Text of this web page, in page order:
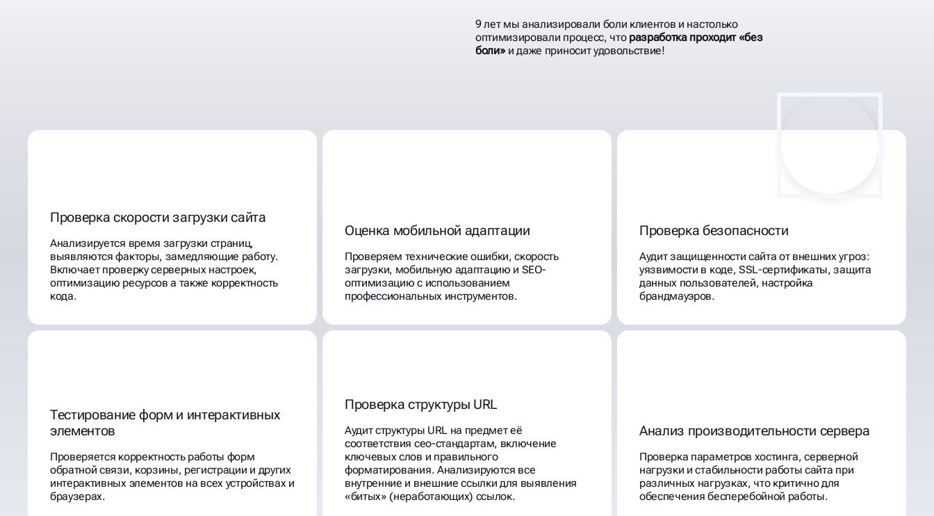
9 лет мы анализировали боли клиентов и настолько
оптимизировали процесс, что разработка проходит «без
боли»и даже приносит удовольствие!
Проверка скорости загрузки сайта
Анализируется время загрузки страниц,
выявляются факторы, замедляющие работу.
Включает проверку серверных настроек,
оптимизацию ресурсов а также корректность
кода.
Оценка мобильной адаптации
Проверяем технические ошибки, скорость
загрузки, мобильную адаптацию и SEO-
оптимизацию с использованием
профессиональных инструментов.
Проверка безопасности
Аудит защищенности сайта от внешних угроз:
уязвимости в коде, SSL-сертификаты, защита
данных пользователей, настройка
брандмауэров.
Тестирование форм и интерактивных
элементов
Проверяется корректность работы форм
обратной связи, корзины, регистрации и других
интерактивных элементов на всех устройствах и
браузерах.
Проверка структуры URL
Аудит структуры URL на предмет её
соответствия сео-стандартам, включение
ключевых слов и правильного
форматирования. Анализируются все
внутренние и внешние ссылки для выявления
«битых» (неработающих) ссылок.
Анализ производительности сервера
Проверка параметров хостинга, серверной
нагрузки и стабильности работы сайта при
различных нагрузках, что критично для
обеспечения бесперебойной работы.